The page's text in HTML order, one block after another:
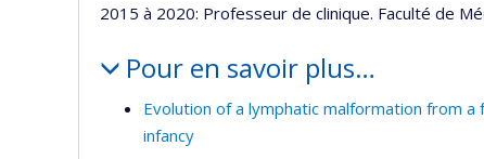
2015 à 2020: Professeur de clinique. Faculté de
Pour en savoir plus…
Evolution of a lymphatic malformation from
infancy